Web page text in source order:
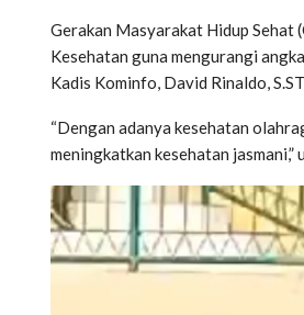
Gerakan Masyarakat Hidup Sehat
Kesehatan guna mengurangi
Kadis Kominfo, David Rinaldo,
“Dengan adanya kesehatan
meningkatkan kesehatan